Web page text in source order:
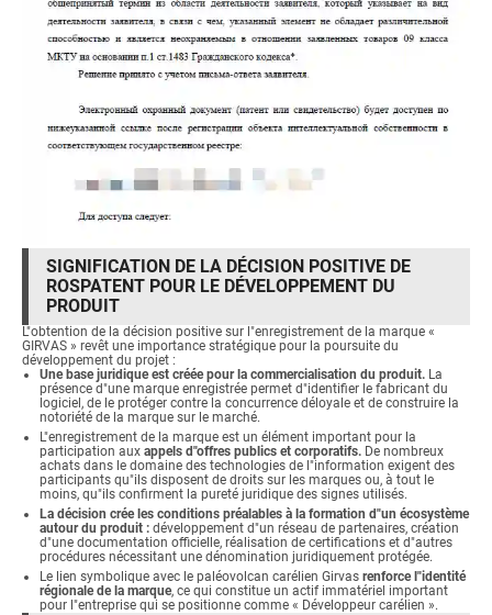
SIGNIFICATION DE LA DÉCISION POSITIVE DE
ROSPATENT POUR LE DÉVELOPPEMENT DU
PRODUIT
L"obtention de la décision positive sur l"enregistrement de la marque «
GIRVAS » revêt une importance stratégique pour la poursuite du
développement du projet :
Une base juridique est créée pour la commercialisation du produit. La
présence d"une marque enregistrée permet d"identifier le fabricant du
logiciel, de le protéger contre la concurrence déloyale et de construire la
notoriété de la marque sur le marché.
L"enregistrement de la marque est un élément important pour la
participation aux appels d"offres publics et corporatifs. De nombreux
achats dans le domaine des technologies de l"information exigent des
participants qu"ils disposent de droits sur les marques ou, à tout le
moins, qu"ils confirment la pureté juridique des signes utilisés.
La décision crée les conditions préalables à la formation d"un écosystème
autour du produit : développement d"un réseau de partenaires, création
d"une documentation officielle, réalisation de certifications et d"autres
procédures nécessitant une dénomination juridiquement protégée.
Le lien symbolique avec le paléovolcan carélien Girvas renforce l"identité
régionale de la marque, ce qui constitue un actif immatériel important
pour l"entreprise qui se positionne comme « Développeur carélien ».